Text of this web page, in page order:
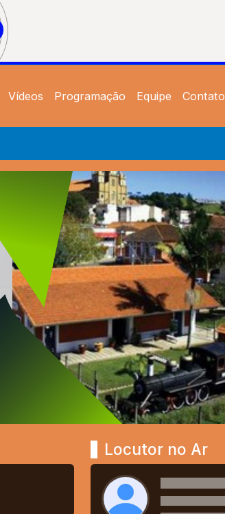
Vídeos Programação Equipe Contato
Locutor no Ar